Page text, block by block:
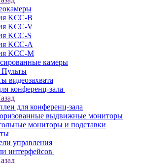
KCC-B
KCC-V
KCC-S
KCC-A
KCC-M
камеры
видеозахвата
конференц-зала
для конференц-зала
выдвижные мониторы
мониторы и подставки
управления
интерфейсов